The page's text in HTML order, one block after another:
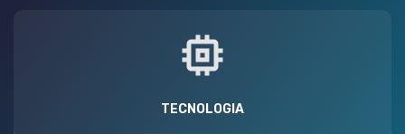
TECNOLOGIA